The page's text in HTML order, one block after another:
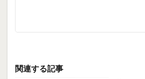
関連する記事